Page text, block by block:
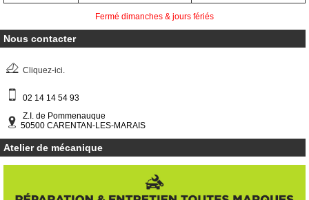
Fermé dimanches & jours fériés
Nous contacter
Cliquez-ici
02 14 14 54 93
Z.I. de Pommenauque
50500 CARENTAN-LES-MARAIS
Atelier de mécanique